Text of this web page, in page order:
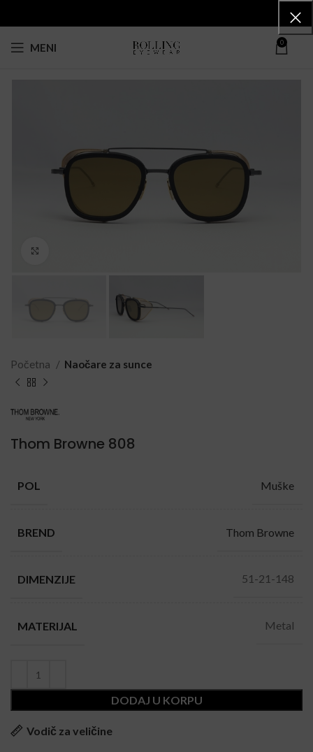
MENI 0
Početna Naočare za sunce
Thom Browne 808
POL Muške
BREND Thom Browne
DIMENZIJE 51-21-148
MATERIJAL Metal
DODAJ U KORPU
Vodič za veličine